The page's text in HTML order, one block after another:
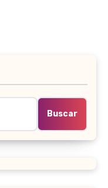
Buscar